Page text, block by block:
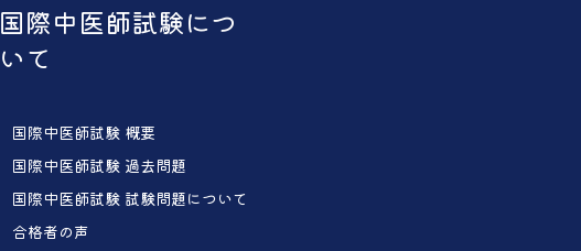
国際中医師試験につ
いて
国際中医師試験 概要
国際中医師試験 過去問題
国際中医師試験 試験問題について
合格者の声